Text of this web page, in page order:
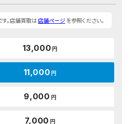
す。店舗買取は店舗ページを参照ください。
13,000 円
11,000 円
9,000 円
7,000 円